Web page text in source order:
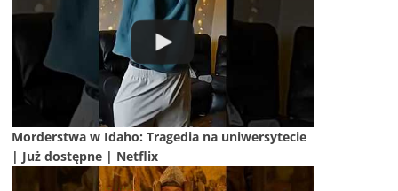
Morderstwa w Idaho: Tragedia na uniwersytecie
| Już dostępne | Netflix